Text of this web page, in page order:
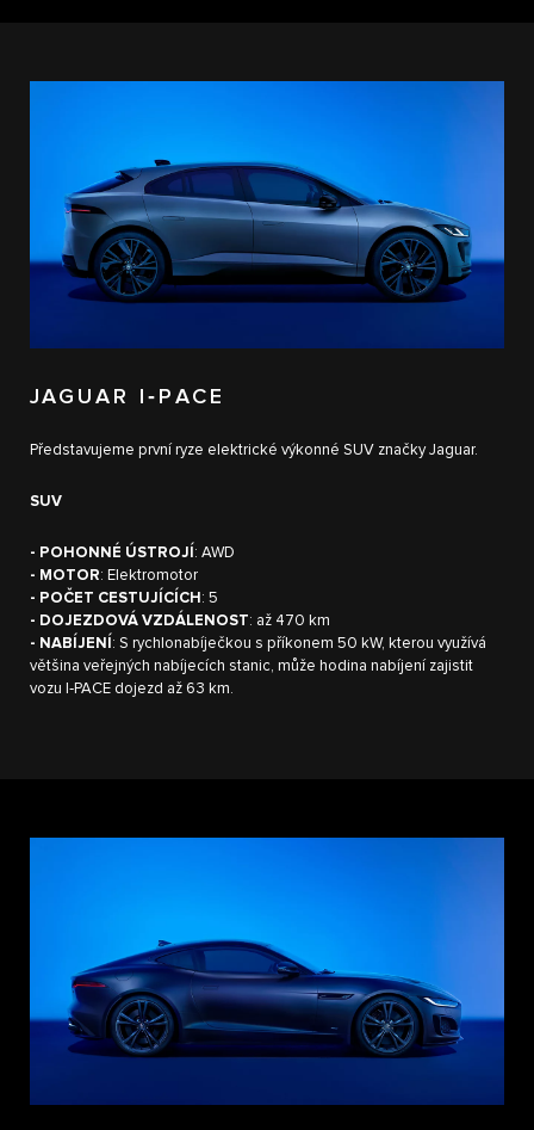
JAGUAR I‑PACE
Představujeme první ryze elektrické výkonné SUV značky Jaguar.
SUV
- POHONNÉ ÚSTROJÍ : AWD
- MOTOR: Elektromotor
- POČET CESTUJÍCÍCH : 5
- DOJEZDOVÁ VZDÁLENOST: až 470 km
- NABÍJENÍ : S rychlonabíječkou s příkonem 50 kW, kterou využívá
většina veřejných nabíjecích stanic, může hodina nabíjení zajistit
vozu I‑PACE dojezd až 63 km.